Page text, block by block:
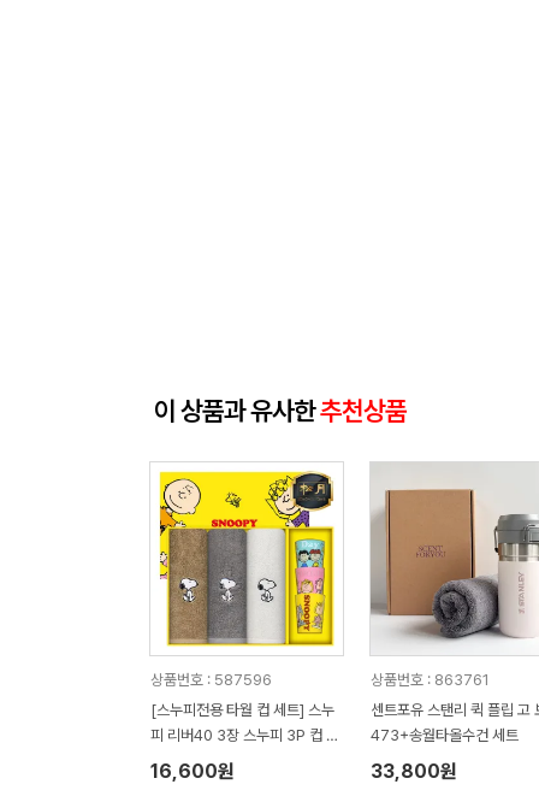
이 상품과 유사한추천상품
상품번호 : 587596
[스누피전용 타월 컵 세트] 스누
피 리버40 3장 스누피 3P 컵 세
트
16,600원
상품번호 : 863761
센트포유 스탠리 퀵 플립 고
473+송월타올수건 세트
33,800원